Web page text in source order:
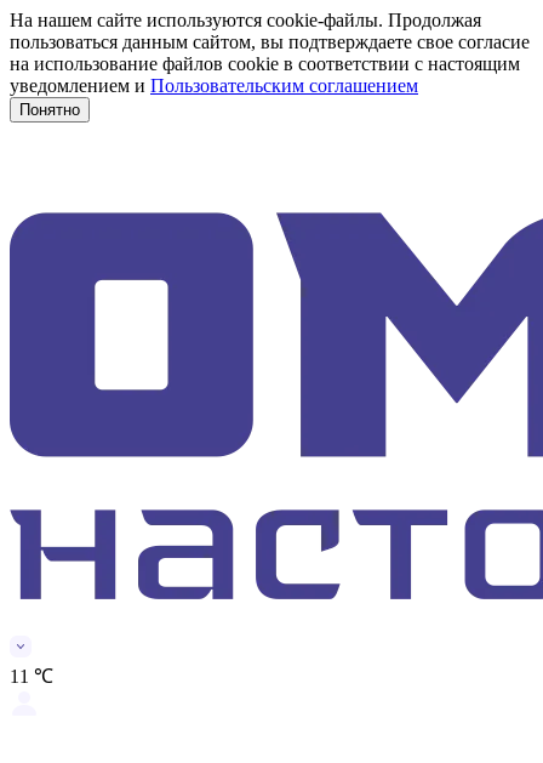
На нашем сайте используются cookie-файлы. Продолжая
пользоваться данным сайтом, вы подтверждаете свое согласие
на использование файлов cookie в соответствии с настоящим
уведомлением и Пользовательским соглашением
Понятно
11 ℃